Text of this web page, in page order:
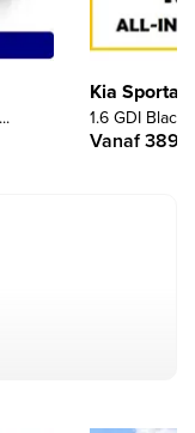
Kia
1.6 GDI Black
Vanaf 389